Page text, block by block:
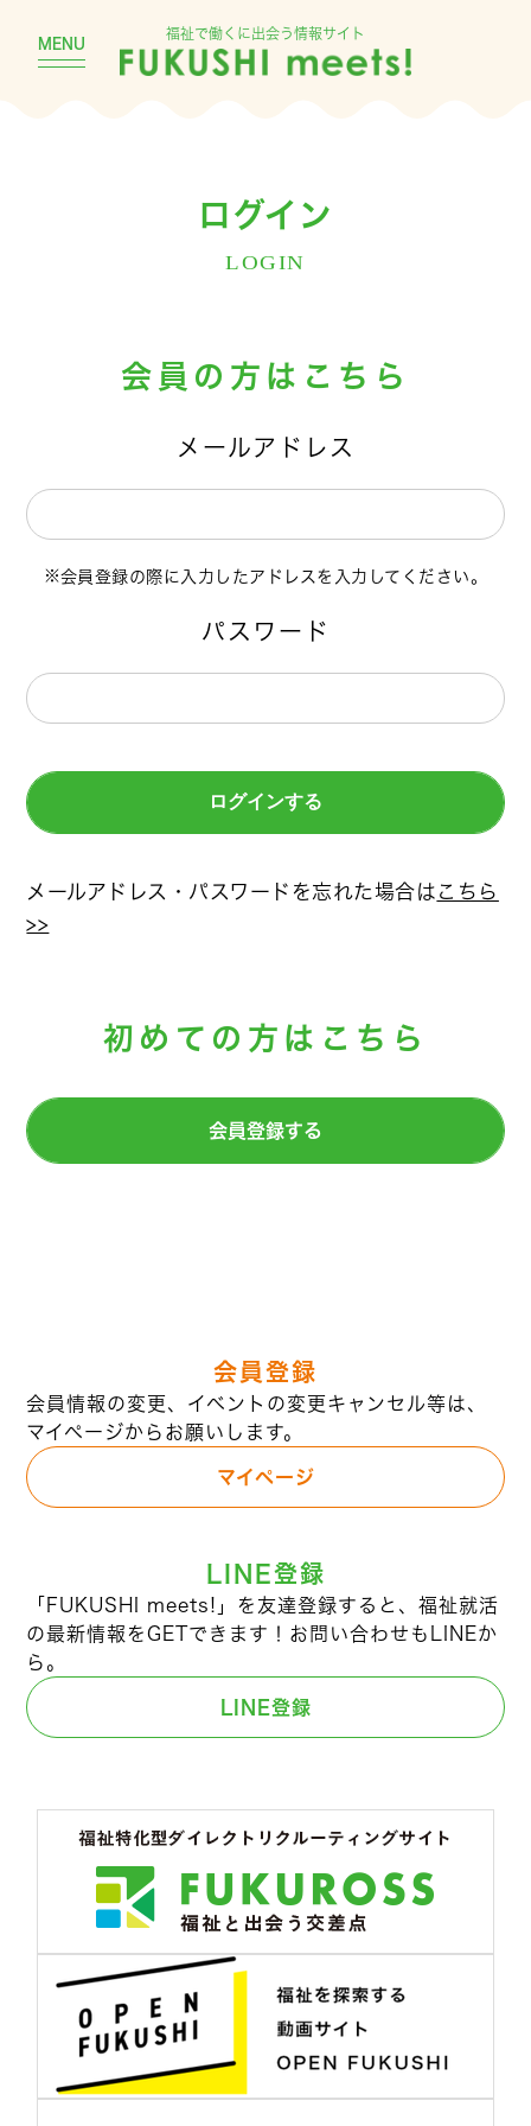
MENU
福祉で働くに出会う情報サイト
ログイン
LOGIN
会員の方はこちら
メールアドレス
会員登録の際に入力したアドレスを入力してください。
パスワード
メールアドレス・パスワードを忘れた場合は こちら
>>
初めての方はこちら
会員登録する
会員登録
会員情報の変更、イベントの変更キャンセル等は、
マイページからお願いします。
マイページ
LINE登録
「FUKUSHI meets!」を友達登録すると、福祉就活
の最新情報をGETできます！お問い合わせもLINEか
ら。
LINE登録